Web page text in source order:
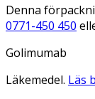
Denna
0771-450 450
Golimumab
Läkemedel. Läs